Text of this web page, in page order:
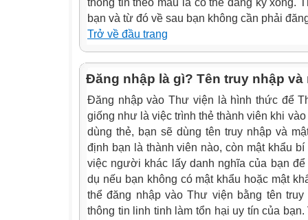
thông tin theo mẫu là có thể đăng ký xong.
bạn và từ đó về sau bạn không cần phải
Trở về đầu trang
Đăng nhập là gì? Tên truy nhập và
Đăng nhập vào Thư viện là hình thức để
giống như là việc trình thẻ thành viên khi
dùng thẻ, bạn sẽ dùng tên truy nhập và
định bạn là thành viên nào, còn mật khẩu
việc người khác lấy danh nghĩa của bạn
dụ nếu bạn không có mật khẩu hoặc mật
thể đăng nhập vào Thư viện bằng tên
thông tin linh tinh làm tổn hại uy tín của